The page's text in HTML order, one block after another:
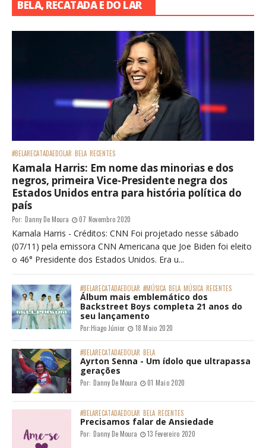
BELA, RECATADA E DO LAR
#BELARECATADAEDOLAR BELA RECENTES
Kamala Harris: Em nome das minorias e dos
negros, primeira Vice-Presidente negra dos
Estados Unidos entra para história política do
país
Por: Danny De Moura 07 Novembro 2020
Kamala Harris - Créditos: CNN Foi projetado nesse sábado
(07/11) pela emissora CNN Americana que Joe Biden foi eleito
o 46° Presidente dos Estados Unidos. Era u...
#BELARECATADAEDOLAR #MÚSICA BELA MÚSICA RECENTES
Álbum mais emblemático dos
Backstreet Boys completa 21 anos do
seu lançamento
Por:Hiago Júnior 18 Maio 2020
#BELARECATADAEDOLAR BELA
Ayrton Senna - Um ídolo que ultrapassa
gerações
Por: Danny De Moura 01 Maio 2020
#BELARECATADAEDOLAR BELA RECENTES
Precisamos falar de Ansiedade
Por: Danny De Moura 13 Fevereiro 2020